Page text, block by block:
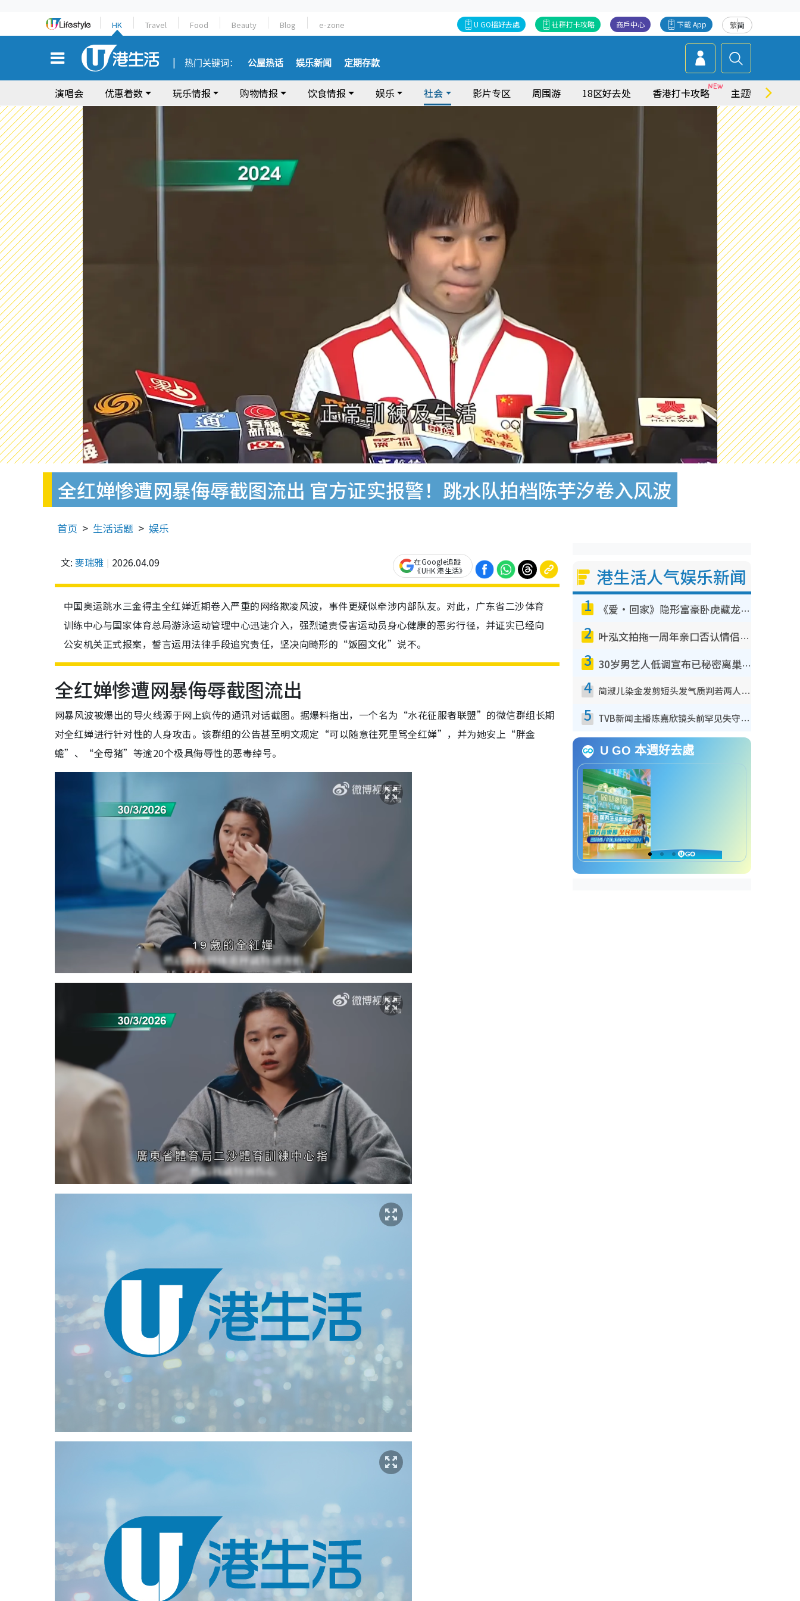
HK Travel Food Beauty Blog e-zone 繁简
下載 App
商戶中心
社群打卡攻略
U GO搵好去處
热门关键词： 公屋热话 娱乐新闻 定期存款
演唱会 优惠着数 玩乐情报 购物情报 饮食情报 娱乐 社会 影片专区 周围游 18区好去处 香港打卡攻略 主题特集
全红婵惨遭网暴侮辱截图流出 官方证实报警！跳水队拍档陈芋汐卷入风波
首页 生活话题 娱乐
文: 麥瑞雅 2026.04.09
在Google追蹤
《UHK 港生活》
中国奥运跳水三金得主全红婵近期卷入严重的网络欺凌风波，事件更疑似牵涉内部队友。对此，广东省二沙体育
训练中心与国家体育总局游泳运动管理中心迅速介入，强烈谴责侵害运动员身心健康的恶劣行径，并证实已经向
公安机关正式报案，誓言运用法律手段追究责任，坚决向畸形的“饭圈文化”说不。
全红婵惨遭网暴侮辱截图流出
网暴风波被爆出的导火线源于网上疯传的通讯对话截图。据爆料指出，一个名为“水花征服者联盟”的微信群组长期
对全红婵进行针对性的人身攻击。该群组的公告甚至明文规定“可以随意往死里骂全红婵”，并为她安上“胖金
蟾”、“全母猪”等逾20个极具侮辱性的恶毒绰号。
港生活人气娱乐新闻
1 《爱·回家》隐形富豪卧虎藏龙！盘点12位财气逼人的有钱艺人：这位美女3亿身家不愁做
2 叶泓文拍拖一周年亲口否认情侣关系？！被质疑感情造假竟称GM“普通同事”
3 30岁男艺人低调宣布已秘密离巢！人气急跌变失踪人口：“这几年过得并不容易”
4 简淑儿染金发剪短头发气质判若两人！吓坏老公麦大力都认不出：“你做什么？”
5 TVB新闻主播陈嘉欣镜头前罕见失守！遭林超英一句话突袭吓坏当场大笑
U GO 本週好去處